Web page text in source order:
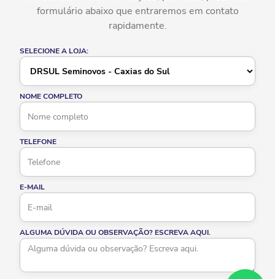
formulário abaixo que entraremos em contato
rapidamente.
SELECIONE A LOJA:
NOME COMPLETO
TELEFONE
E-MAIL
ALGUMA DÚVIDA OU OBSERVAÇÃO? ESCREVA AQUI.